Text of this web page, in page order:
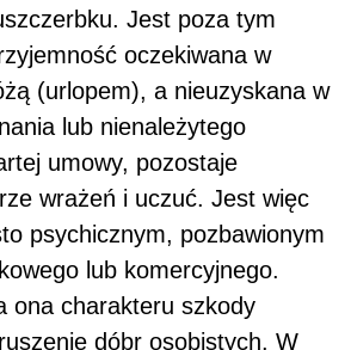
Jest poza tym
oczekiwana w
(urlopem), a nieuzyskana w
lub nienależytego
umowy, pozostaje
wrażeń i uczuć. Jest więc
psychicznym, pozbawionym
lub komercyjnego.
ona charakteru szkody
dóbr osobistych. W